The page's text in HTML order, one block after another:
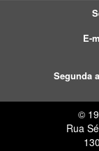
E-
Segunda
©
Rua